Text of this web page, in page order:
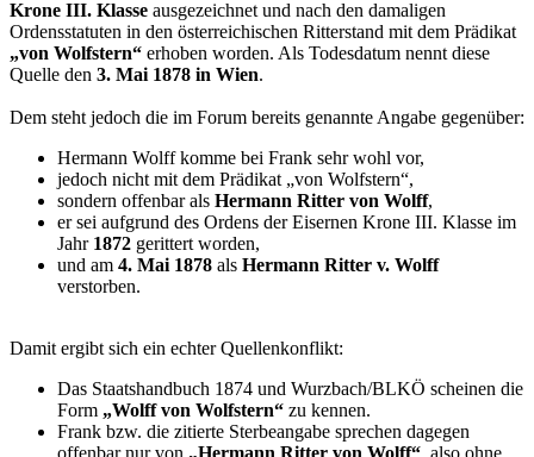
Krone III. Klasse ausgezeichnet und nach den damaligen
Ordensstatuten in den österreichischen Ritterstand mit dem Prädikat
„von Wolfstern“ erhoben worden. Als Todesdatum nennt diese
Quelle den 3. Mai 1878 in Wien.
Dem steht jedoch die im Forum bereits genannte Angabe gegenüber:
Hermann Wolff komme bei Frank sehr wohl vor,
jedoch nicht mit dem Prädikat „von Wolfstern“,
sondern offenbar als Hermann Ritter von Wolff,
er sei aufgrund des Ordens der Eisernen Krone III. Klasse im
Jahr 1872 gerittert worden,
und am 4. Mai 1878 als Hermann Ritter v. Wolff
verstorben.
Damit ergibt sich ein echter Quellenkonflikt:
Das Staatshandbuch 1874 und Wurzbach/BLKÖ scheinen die
Form „Wolff von Wolfstern“ zu kennen.
Frank bzw. die zitierte Sterbeangabe sprechen dagegen